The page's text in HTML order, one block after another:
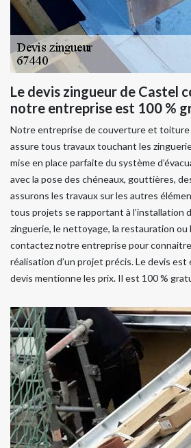
Le devis zingueur de Castel
notre entreprise est 100 %
Notre entreprise de couverture et
assure tous travaux touchant les
mise en place parfaite du système
avec la pose des chéneaux, gouttières,
assurons les travaux sur les autres
tous projets se rapportant à l’installation
zinguerie, le nettoyage, la restauration ou
contactez notre entreprise pour
réalisation d’un projet précis. Le devis est
devis mentionne les prix. Il est 100 %